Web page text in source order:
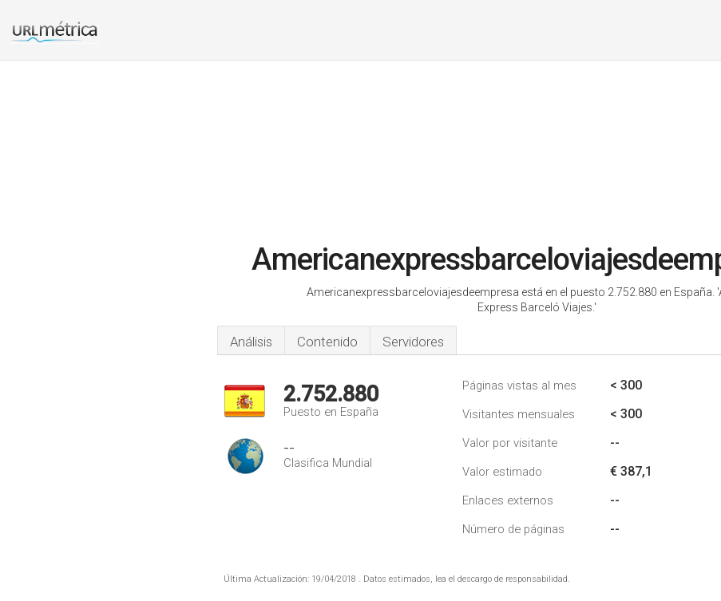
Americanexpressbarceloviajesdeempresa está en el puesto 2.752.880 en España.
Express Barceló Viajes.'
Análisis Contenido Servidores
2.752.880
Puesto en España
--
Clasifica Mundial
Páginas vistas al mes < 300
Visitantes mensuales < 300
Valor por visitante --
Valor estimado € 387,1
Enlaces externos --
Número de páginas --
Última Actualización: 19/04/2018 . Datos estimados, lea el descargo de responsabilidad.